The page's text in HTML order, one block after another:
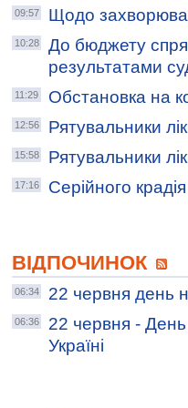
09:57 Щодо
10:28
До бюджету
результатами
11:29 Обстановка на
12:56 Рятувальники
15:58 Рятувальники
17:16
Серійного
ВІДПОЧИНОК
06:34 22 червня день
06:36
22 червня -
Україні